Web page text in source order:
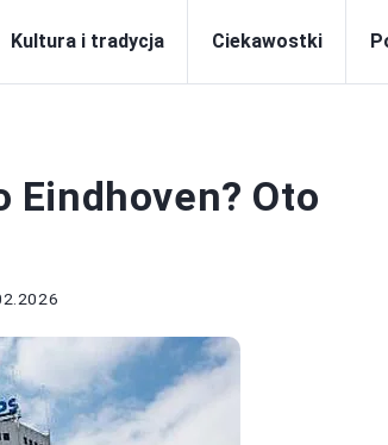
Kultura i tradycja Ciekawostki
Eindhoven? Oto